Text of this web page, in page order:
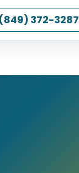
(849) 372-3287